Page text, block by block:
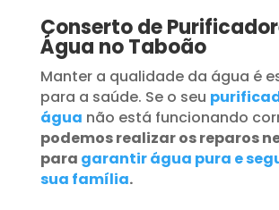
Conserto de
Água no Taboão
Manter a qualidade da água é
para a saúde. Se o seu
água não está funcionando
podemos realizar os reparos
para garantir água pura e
sua família.